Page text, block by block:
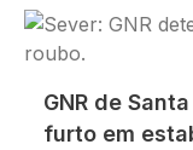
Imagem
GNR de
furto em